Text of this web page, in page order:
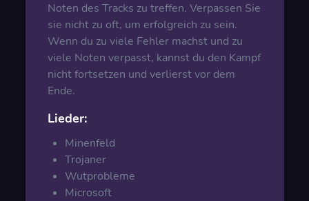
Noten des Tracks zu treffen. Verpassen Sie
sie nicht zu oft, um erfolgreich zu sein.
Wenn du zu viele Fehler machst und zu
viele Noten verpasst, kannst du den Kampf
nicht fortsetzen und verlierst vor dem
Ende.
Lieder:
Minenfeld
Trojaner
Wutprobleme
Microsoft